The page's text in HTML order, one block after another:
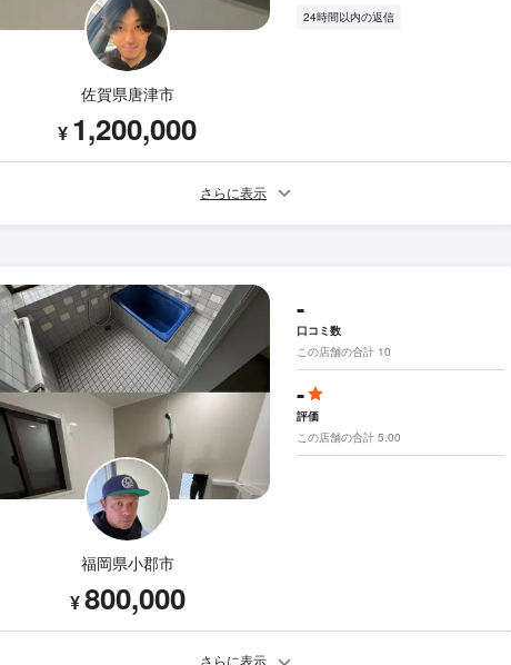
佐賀県唐津市
¥ 1,200,000
24時間以内の返信
さらに表示
福岡県小郡市
¥800,000
-
口コミ数
この店舗の合計 10
-
評価
この店舗の合計 5.00